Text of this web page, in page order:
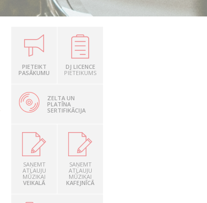
PIETEIKT
PASĀKUMU
DJ LICENCE
PIETEIKUMS
ZELTA UN
PLATĪNA
SERTIFIKĀCIJA
SAŅEMT
ATĻAUJU
MŪZIKAI
VEIKALĀ
SAŅEMT
ATĻAUJU
MŪZIKAI
KAFEJNĪCĀ